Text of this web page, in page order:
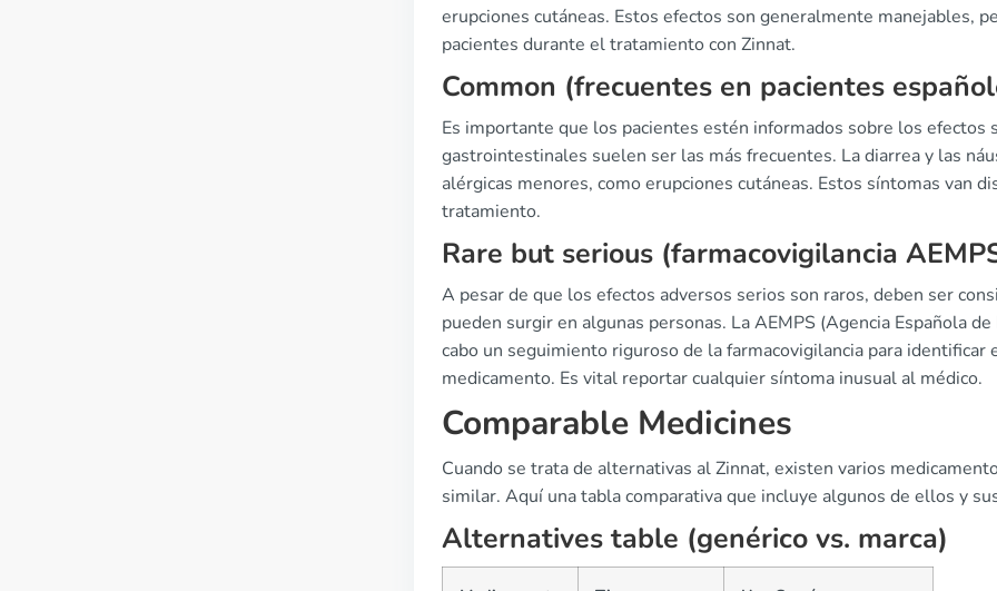
erupciones cutáneas. Estos efectos son generalmente manejables,
pacientes durante el tratamiento con Zinnat.
Common (frecuentes en pacientes
Es importante que los pacientes estén informados sobre los efectos
gastrointestinales suelen ser las más frecuentes. La diarrea y las
alérgicas menores, como erupciones cutáneas. Estos síntomas van
tratamiento.
Rare but serious (farmacovigilancia
A pesar de que los efectos adversos serios son raros, deben ser
pueden surgir en algunas personas. La AEMPS (Agencia Española
cabo un seguimiento riguroso de la farmacovigilancia para
medicamento. Es vital reportar cualquier síntoma inusual al médico.
Comparable Medicines
Cuando se trata de alternativas al Zinnat, existen varios
similar. Aquí una tabla comparativa que incluye algunos de ellos y
Alternatives table (genérico vs. marca)